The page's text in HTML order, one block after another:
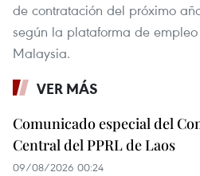
de contratación del próximo
según la plataforma de
Malaysia.
VER MÁS
Comunicado especial del
Central del PPRL de Laos
09/08/2026 00:24